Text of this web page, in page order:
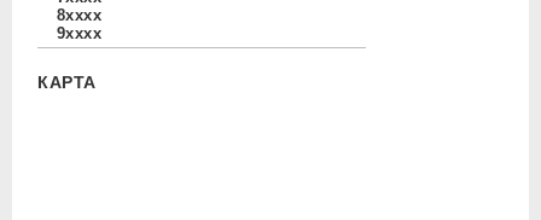
8xxxx
9xxxx
КАРТА